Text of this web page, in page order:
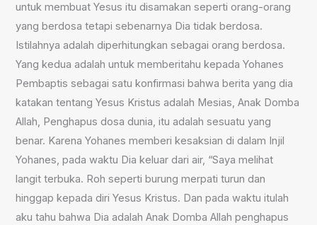
untuk membuat Yesus itu disamakan seperti orang-orang
yang berdosa tetapi sebenarnya Dia tidak berdosa.
Istilahnya adalah diperhitungkan sebagai orang berdosa.
Yang kedua adalah untuk memberitahu kepada Yohanes
Pembaptis sebagai satu konfirmasi bahwa berita yang dia
katakan tentang Yesus Kristus adalah Mesias, Anak Domba
Allah, Penghapus dosa dunia, itu adalah sesuatu yang
benar. Karena Yohanes memberi kesaksian di dalam Injil
Yohanes, pada waktu Dia keluar dari air, “Saya melihat
langit terbuka. Roh seperti burung merpati turun dan
hinggap kepada diri Yesus Kristus. Dan pada waktu itulah
aku tahu bahwa Dia adalah Anak Domba Allah penghapus